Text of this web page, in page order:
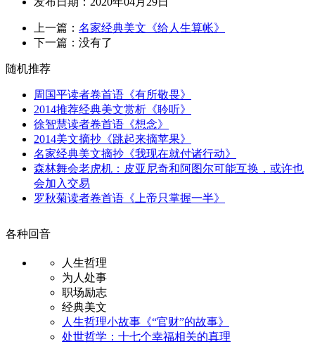
上一篇： 名家经典美文《给人生算帐》
下一篇：没有了
随机推荐
周国平读者卷首语《有所敬畏》
2014推荐经典美文赏析《聆听》
徐智慧读者卷首语《想念》
2014美文摘抄《跳起来摘苹果》
名家经典美文摘抄《我现在就付诸行动》
森林舞会老虎机：皮亚尼奇和阿图尔可能互换，或许也
会加入交易
罗秋菊读者卷首语《上帝只掌握一半》
各种回音
人生哲理
为人处事
职场励志
经典美文
人生哲理小故事《“官财”的故事》
处世哲学：十七个幸福相关的真理